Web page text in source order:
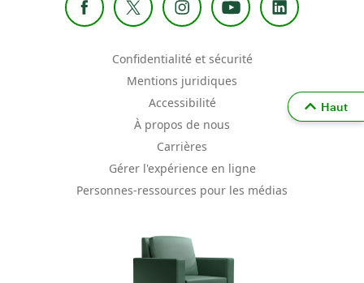
Confidentialité et sécurité
Mentions juridiques
Accessibilité
À propos de nous
Carrières
Gérer l'expérience en ligne
Personnes-ressources pour les médias
Haut